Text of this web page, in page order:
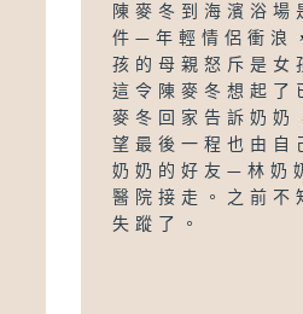
陳麥冬到海濱浴場
件—年輕情侶衝浪
孩的母親怒斥是女
這令陳麥冬想起了
麥冬回家告訴奶奶
望最後一程也由自
奶奶的好友—林奶
醫院接走。之前不
失蹤了。